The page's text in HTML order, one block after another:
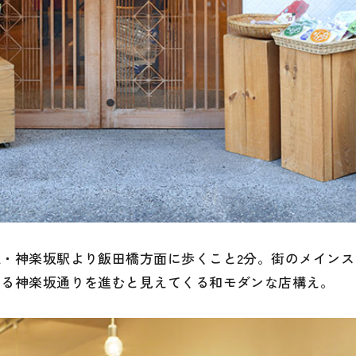
神楽坂駅より飯田橋方面に歩くこと2分。街のメイン
神楽坂通りを進むと見えてくる和モダンな店構え。